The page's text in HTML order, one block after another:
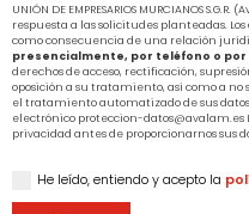
UNIÓN DE EMPRESARIOS MURCIANOS
respuesta a las solicitudes planteadas.
como consecuencia de una relación
presencialmente, por teléfono o
derechos de acceso, rectificación,
oposición a su tratamiento, así como a
el tratamiento automatizado de sus
electrónico proteccion-
privacidad antes de proporcionarnos sus
He leído, entiendo y acepto la